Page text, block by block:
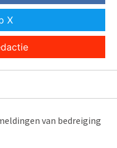
X
van bedreiging